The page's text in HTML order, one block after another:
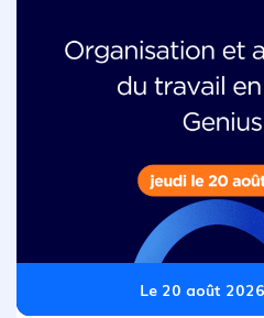
Le 20 août